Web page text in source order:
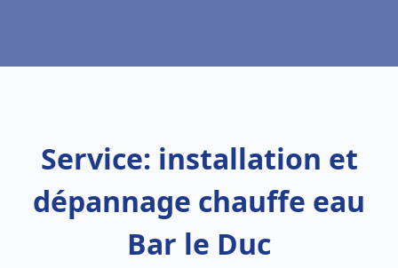
Service: installation et
dépannage chauffe eau
Bar le Duc